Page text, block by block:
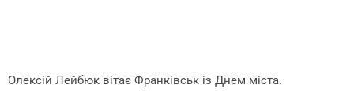
Олексій Лейбюк вітає Франківськ із Днем міста.